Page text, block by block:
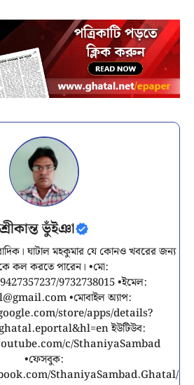
ভুঁইঞা
ঘাটাল মহকুমার যে কোনও খবরের জন্য
কল করতে পারেন। •মো:
9732738015 •ইমেল:
•মোবাইল অ্যাপ:
store/apps/details?
ইউটিউব:
c/SthaniyaSambad
•ফেসবুক:
SthaniyaSambad.Ghatal/